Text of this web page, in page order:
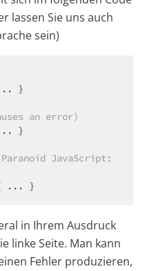
lassen Sie uns auch
sein)
}
an error)
}
JavaScript:
in Ihrem Ausdruck
linke Seite. Man kann
Fehler produzieren,